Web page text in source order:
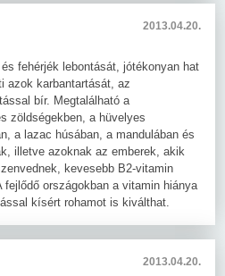
2013.04.20.
fehérjék lebontását, jótékonyan hat
azok karbantartását, az
bír. Megtalálható a
zöldségekben, a hüvelyes
a lazac húsában, a mandulában és
illetve azoknak az emberek, akik
kevesebb B2-vitamin
országokban a vitamin hiánya
kísért rohamot is kiválthat.
2013.04.20.